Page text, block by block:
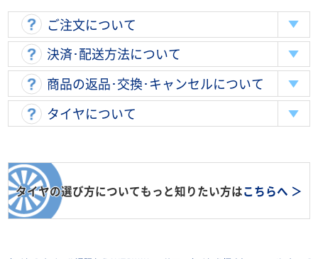
ご注文について
決済･配送方法について
商品の返品･交換･キャンセルについて
タイヤについて
タイヤの選び方についてもっと知りたい方はこちらへ ＞